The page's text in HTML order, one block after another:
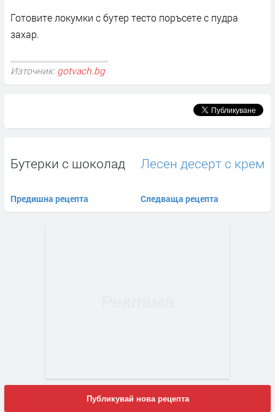
Готовите локумки с бутер тесто поръсете с пудра
захар.
Източник: gotvach.bg
Бутерки с шоколад
Предишна рецепта
Лесен десерт с крем
Следваща рецепта
Публикувай нова рецепта